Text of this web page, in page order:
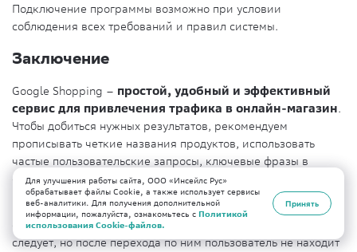
Подключение программы возможно при условии
соблюдения всех требований и правил системы.
Заключение
Google Shopping – простой, удобный и эффективный
сервис для привлечения трафика в онлайн-магазин.
Чтобы добиться нужных результатов, рекомендуем
прописывать четкие названия продуктов, использовать
частые пользовательские запросы, ключевые фразы в
описании.
И самое важное условие – функциональный и понятный
сайт. Бывает, что рекламные карточки оформлены как
следует, но после перехода по ним пользователь не находит
Для улучшения работы сайта, ООО «Инсейлс Рус»
обрабатывает файлы Cookie, а также использует сервисы
веб-аналитики. Для получения дополнительной
информации, пожалуйста, ознакомьтесь с Политикой
использования Cookie-файлов.
Принять